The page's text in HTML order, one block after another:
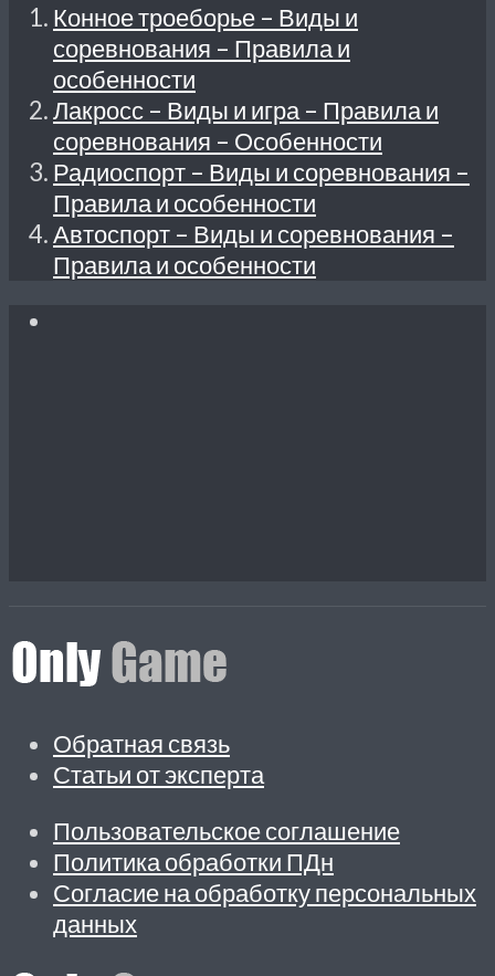
Конное троеборье – Виды и
соревнования – Правила и
особенности
Лакросс – Виды и игра – Правила и
соревнования – Особенности
Радиоспорт – Виды и соревнования –
Правила и особенности
Автоспорт – Виды и соревнования –
Правила и особенности
Обратная связь
Статьи от эксперта
Пользовательское соглашение
Политика обработки ПДн
Согласие на обработку персональных
данных